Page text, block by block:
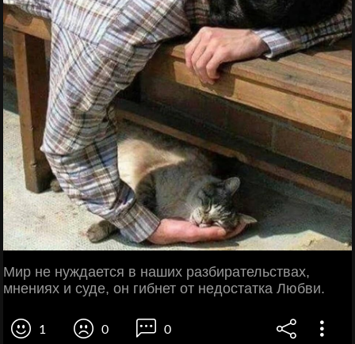
Мир не нуждается в наших разбирательствах,
мнениях и суде, он гибнет от недостатка Любви.
1 0 0